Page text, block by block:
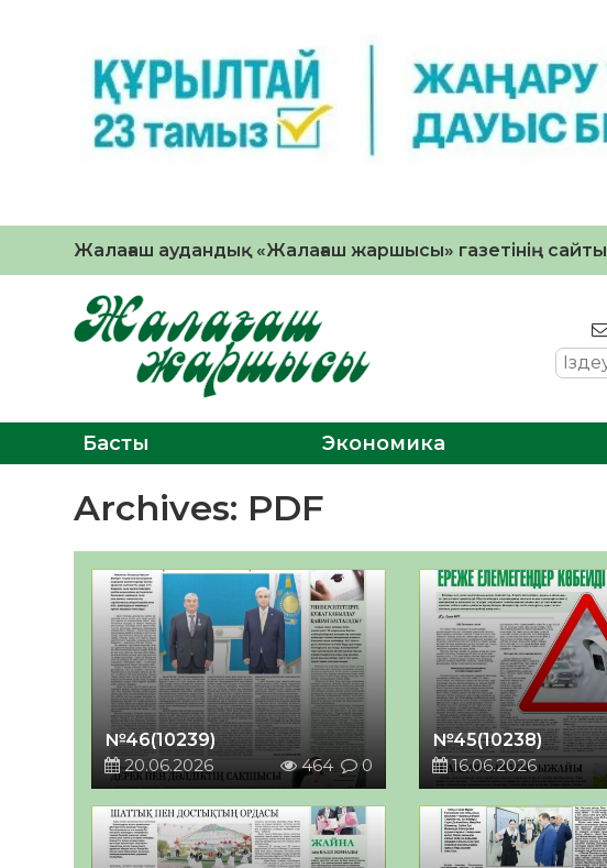
Жалағаш аудандық «Жалағаш жаршысы» газетінің сайты
Басты Экономика
Archives: PDF
№46(10239)
20.06.2026
464 0
№45(10238)
16.06.2026